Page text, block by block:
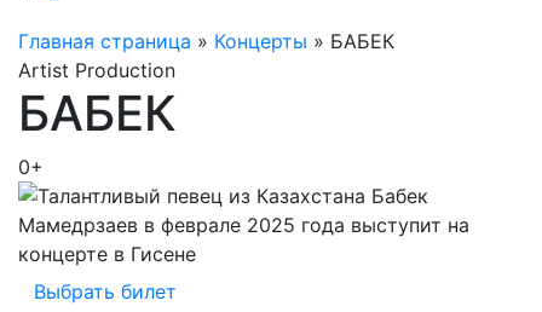
Главная страница » Концерты » БАБЕК
Artist Production
БАБЕК
0+
Выбрать билет